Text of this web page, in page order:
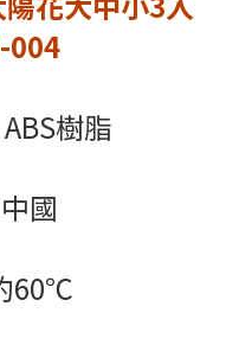
004
樹脂
國
60℃